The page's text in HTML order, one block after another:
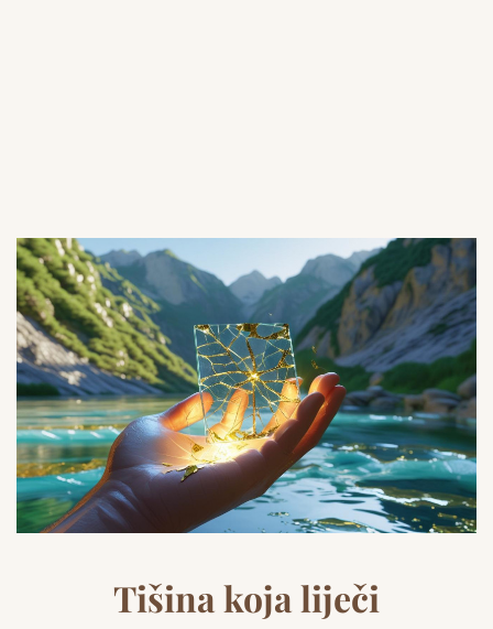
Tišina koja liječi